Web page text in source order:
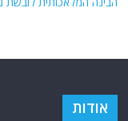
אודות